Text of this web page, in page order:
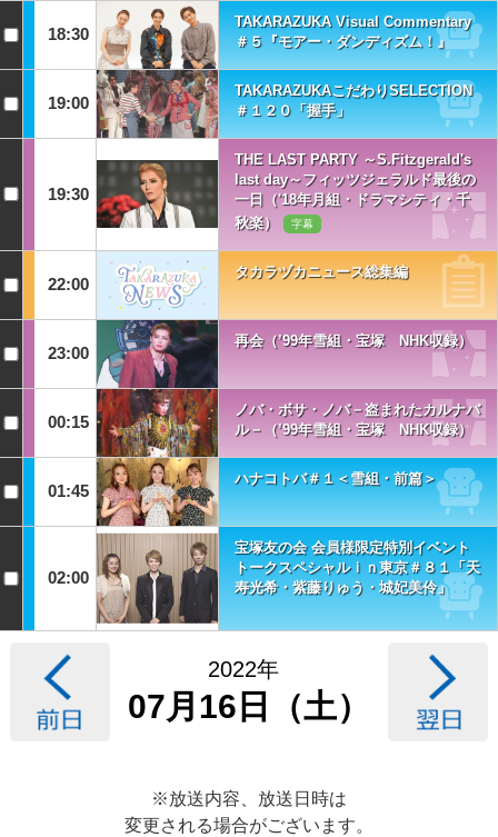
18:30
TAKARAZUKA Visual Commentary
＃５『モアー・ダンディズム！』
19:00
TAKARAZUKAこだわりSELECTION
＃１２０「握手」
19:30
THE LAST PARTY ～S.Fitzgerald's
last day～フィッツジェラルド最後の
一日（'18年月組・ドラマシティ・千
秋楽）
字幕
22:00
タカラヅカニュース総集編
23:00
再会（’99年雪組・宝塚 NHK収録）
00:15
ノバ・ボサ・ノバ－盗まれたカルナバ
ル－（’99年雪組・宝塚 NHK収録）
01:45
ハナコトバ＃１＜雪組・前篇＞
02:00
宝塚友の会 会員様限定特別イベント
トークスペシャルｉｎ東京＃８１「天
寿光希・紫藤りゅう・城妃美伶」
2022年
07月16日（土）
※放送内容、放送日時は
変更される場合がございます。